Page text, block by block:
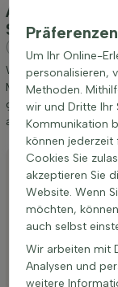
Anpflanzung
Spalierbaum
(Zier-Apfel)
Wir möchten Ihnen
Malus 'Red Sentinel'
geben. Wenn Sie
an Zier-Apfel haben.
Anpflanzen
Stutzen
Bewässerung
Düngen
Besonderheiten
Präferenzen
Um Ihr Online-
personalisieren,
Methoden.
wir und Dritte Ihr
Kommunikation
können jederzeit
Cookies Sie
akzeptieren Sie
Website. Wenn
möchten,
auch selbst
Wir arbeiten mit
Analysen und
weitere